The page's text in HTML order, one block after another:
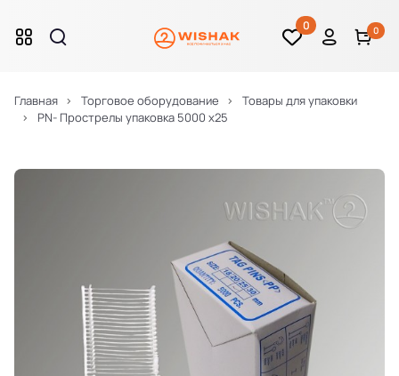
0 0
Главная Торговое оборудование
Товары для упаковки
PN- Прострелы упаковка 5000 х25